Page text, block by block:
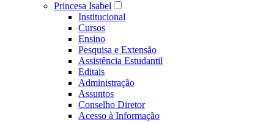
Princesa Isabel
Institucional
Cursos
Ensino
Pesquisa e Extensão
Assistência Estudantil
Editais
Administração
Assuntos
Conselho Diretor
Acesso à Informação